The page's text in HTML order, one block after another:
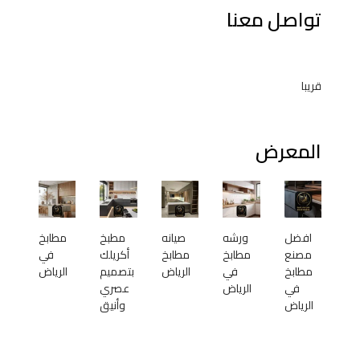
تواصل معنا
قريبا
المعرض
افضل
مصنع
مطابخ
في
الرياض
ورشه
مطابخ
في
الرياض
صيانه
مطابخ
الرياض
مطبخ
أكريلك
بتصميم
عصري
وأنيق
مطابخ
في
الرياض